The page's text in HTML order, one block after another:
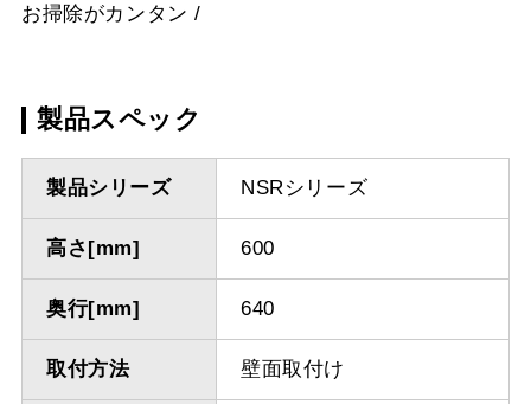
お掃除がカンタン
製品スペック
製品シリーズ NSRシリーズ
高さ[mm] 600
奥行[mm] 640
取付方法 壁面取付け